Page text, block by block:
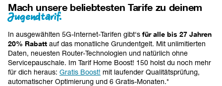
Mach unsere beliebtesten Tarife zu deinem
Jugendtarif.
In ausgewählten 5G-Internet-Tarifen gibt‘s für alle bis 27 Jahren
20% Rabatt auf das monatliche Grundentgelt. Mit unlimitierten
Daten, neuesten Router-Technologien und natürlich ohne
Servicepauschale. Im Tarif Home Boost! 150 holst du noch mehr
für dich heraus: Gratis Boost! mit laufender Qualitätsprüfung,
automatischer Optimierung und 6 Gratis-Monaten.*